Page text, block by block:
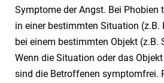
Symptome der Angst. Bei Phobien
in einer bestimmten Situation (z.B.
bei einem bestimmten Objekt (z.B.
Wenn die Situation oder das
sind die Betroffenen symptomfrei.